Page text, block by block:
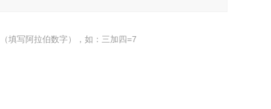
填写阿拉伯数字），如：三加四=7